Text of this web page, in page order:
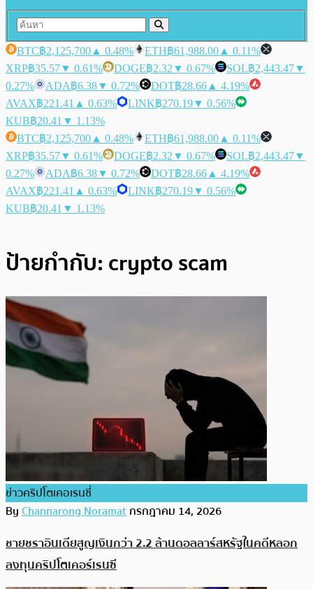
BTC฿2,125,700 ▲ 0.48% ETH฿61,988.00 ▲ 0.11%
XRP฿35.57▼ 0.61% DOGE฿2.32 ▼ 0.67% SOL฿2,443.47▼
0.27%
ADA฿6.38▼ 0.72% DOT฿28.66 ▲ 4.19%
AVAX฿221.41 ▲ 0.63% LINK฿270.19▼ 0.56%
KUB฿20.41 ▼ 1.13%
BTC฿2,125,700 ▲ 0.48% ETH฿61,988.00 ▲ 0.11%
XRP฿35.57▼ 0.61% DOGE฿2.32 ▼ 0.67% SOL฿2,443.47▼
0.27%
ADA฿6.38▼ 0.72% DOT฿28.66 ▲ 4.19%
AVAX฿221.41 ▲ 0.63% LINK฿270.19▼ 0.56%
KUB฿20.41 ▼ 1.13%
ป้ายกำกับ: crypto scam
ข่าวคริปโตเคอเรนซี่
ByChannarong Noramatกรกฎาคม 14, 2026
ชายชราอินเดียสูญเงินกว่า 2.2 ล้านดอลลาร์สหรัฐในคดีหลอก
ลงทุนคริปโตเคอร์เรนซี